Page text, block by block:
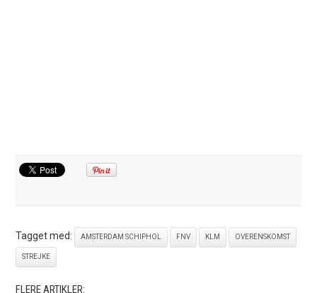
Tagget med: AMSTERDAM SCHIPHOL FNV KLM OVERENSKOMST
STREJKE
FLERE ARTIKLER: